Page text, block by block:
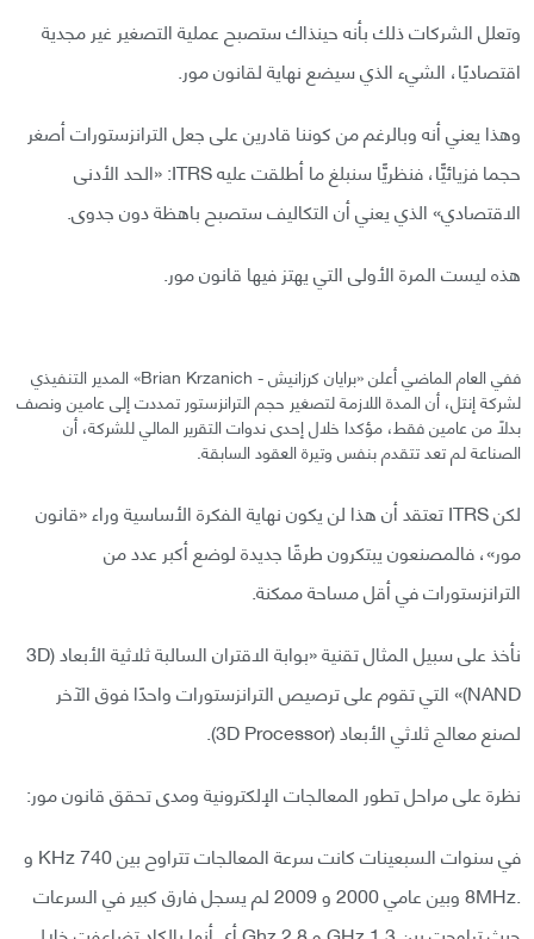
وتعلل الشركات ذلك بأنه حينذاك ستصبح عملية التصغير غير مجدية
اقتصاديًا، الشيء الذي سيضع نهاية لقانون مور.
وهذا يعني أنه وبالرغم من كوننا قادرين على جعل الترانزستورات أصغر
حجما فزيائيًّا، فنظريًّا سنبلغ ما أطلقت عليه ITRS: «الحد الأدنى
الاقتصادي» الذي يعني أن التكاليف ستصبح باهظة دون جدوى.
هذه ليست المرة الأولى التي يهتز فيها قانون مور.
ففي العام الماضي أعلن «برايان كرزانيش - Brian Krzanich» المدير التنفيذي
لشركة إنتل، أن المدة اللازمة لتصغير حجم الترانزستور تمددت إلى عامين ونصف
بدلًا من عامين فقط، مؤكدا خلال إحدى ندوات التقرير المالي للشركة، أن
الصناعة لم تعد تتقدم بنفس وتيرة العقود السابقة.
لكن ITRS تعتقد أن هذا لن يكون نهاية الفكرة الأساسية وراء «قانون
مور»، فالمصنعون يبتكرون طرقًا جديدة لوضع أكبر عدد من
الترانزستورات في أقل مساحة ممكنة.
نأخذ على سبيل المثال تقنية «بوابة الاقتران السالبة ثلاثية الأبعاد (3D
NAND)» التي تقوم على ترصيص الترانزستورات واحدًا فوق الآخر
لصنع معالج ثلاثي الأبعاد (3D Processor).
نظرة على مراحل تطور المعالجات الإلكترونية ومدى تحقق قانون مور:
في سنوات السبعينات كانت سرعة المعالجات تتراوح بين 740 KHz و
.8MHz وبين عامي 2000 و 2009 لم يسجل فارق كبير في السرعات